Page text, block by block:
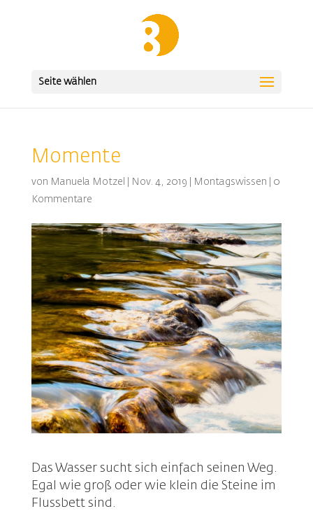
Seite wählen
Momente
von Manuela Motzel Nov. 4, 2019 Montagswissen
0
Kommentare
Das Wasser sucht sich einfach seinen Weg.
Egal wie groß oder wie klein die Steine im
Flussbett sind.